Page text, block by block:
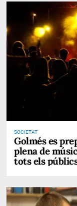
SOCIETAT
Golmés es
plena de
tots els